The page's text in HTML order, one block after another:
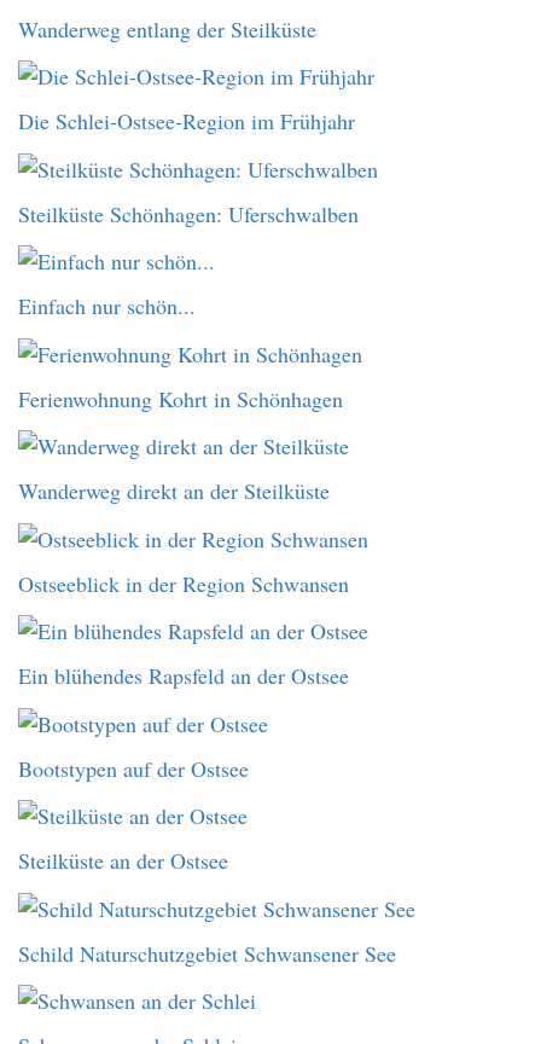
Wanderweg entlang der Steilküste
Die Schlei-Ostsee-Region im Frühjahr
Steilküste Schönhagen: Uferschwalben
Einfach nur schön...
Ferienwohnung Kohrt in Schönhagen
Wanderweg direkt an der Steilküste
Ostseeblick in der Region Schwansen
Ein blühendes Rapsfeld an der Ostsee
Bootstypen auf der Ostsee
Steilküste an der Ostsee
Schild Naturschutzgebiet Schwansener See